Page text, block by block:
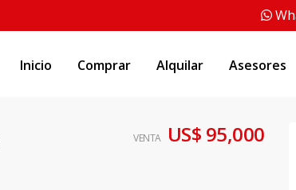
Inicio Comprar Alquilar Asesores
VENTA US$ 95,000